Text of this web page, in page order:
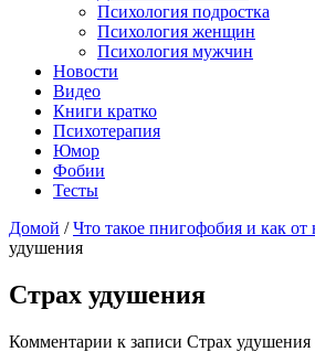
Психология подростка
Психология женщин
Психология мужчин
Новости
Видео
Книги кратко
Психотерапия
Юмор
Фобии
Тесты
Домой / Что такое пнигофобия и как от
удушения
Страх удушения
Комментарии к записи Страх удушения